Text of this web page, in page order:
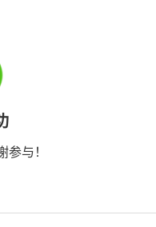
参与！